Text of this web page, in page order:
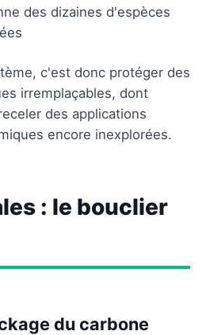
des dizaines d'espèces
c'est donc protéger des
irremplaçables, dont
des applications
encore inexplorées.
: le bouclier
du carbone